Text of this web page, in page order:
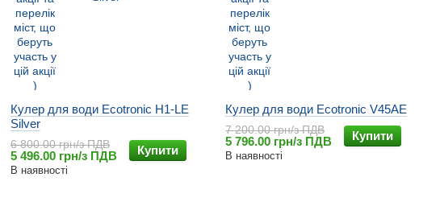
Кулер для води Ecotronic H1-LE
Silver
6 800.00 грн/з ПДВ
5 496.00 грн/з ПДВ Купити
В наявності
Кулер для води Ecotronic V45AE
7 200.00 грн/з ПДВ
5 796.00 грн/з ПДВ Купити
В наявності